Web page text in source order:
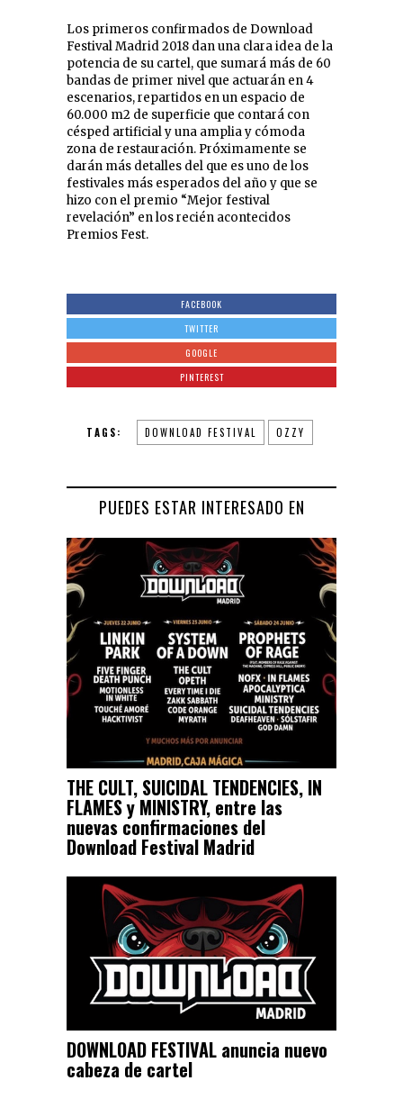
Los primeros confirmados de Download
Festival Madrid 2018 dan una clara idea de la
potencia de su cartel, que sumará más de 60
bandas de primer nivel que actuarán en 4
escenarios, repartidos en un espacio de
60.000 m2 de superficie que contará con
césped artificial y una amplia y cómoda
zona de restauración. Próximamente se
darán más detalles del que es uno de los
festivales más esperados del año y que se
hizo con el premio “Mejor festival
revelación” en los recién acontecidos
Premios Fest.
FACEBOOK
TWITTER
GOOGLE
PINTEREST
TAGS: DOWNLOAD FESTIVAL OZZY
PUEDES ESTAR INTERESADO EN
THE CULT, SUICIDAL TENDENCIES, IN
FLAMES y MINISTRY, entre las
nuevas confirmaciones del
Download Festival Madrid
DOWNLOAD FESTIVAL anuncia nuevo
cabeza de cartel